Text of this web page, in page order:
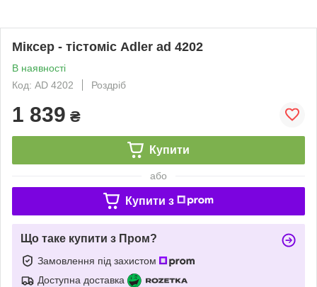
Міксер - тістоміс Adler ad 4202
В наявності
Код: AD 4202
Роздріб
1 839 ₴
Купити
або
Купити з
Що таке купити з Пром?
Замовлення під захистом
Доступна доставка